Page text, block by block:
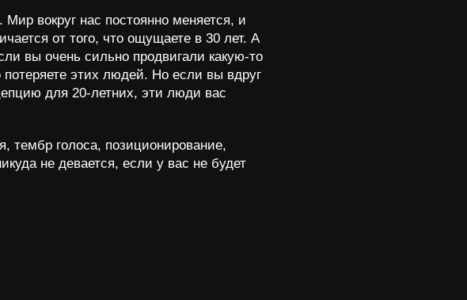
вокруг нас постоянно меняется, и
от того, что ощущаете в 30 лет. А
вы очень сильно продвигали какую-то
этих людей. Но если вы вдруг
для 20-летних, эти люди вас
тембр голоса, позиционирование,
не девается, если у вас не будет